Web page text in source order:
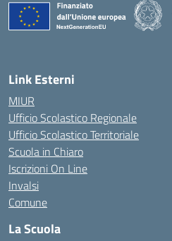
Link Esterni
MIUR
Ufficio Scolastico Regionale
Ufficio Scolastico Territoriale
Scuola in Chiaro
Iscrizioni On Line
Invalsi
Comune
La Scuola